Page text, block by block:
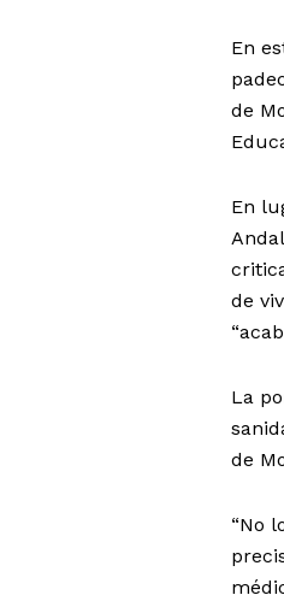
En
de
En
de
La
de
“No